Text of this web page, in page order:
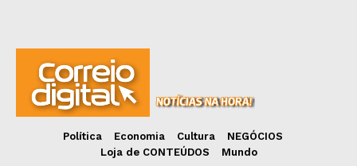
Política Economia Cultura
NEGÓCIOS
Loja de CONTEÚDOS
Mundo